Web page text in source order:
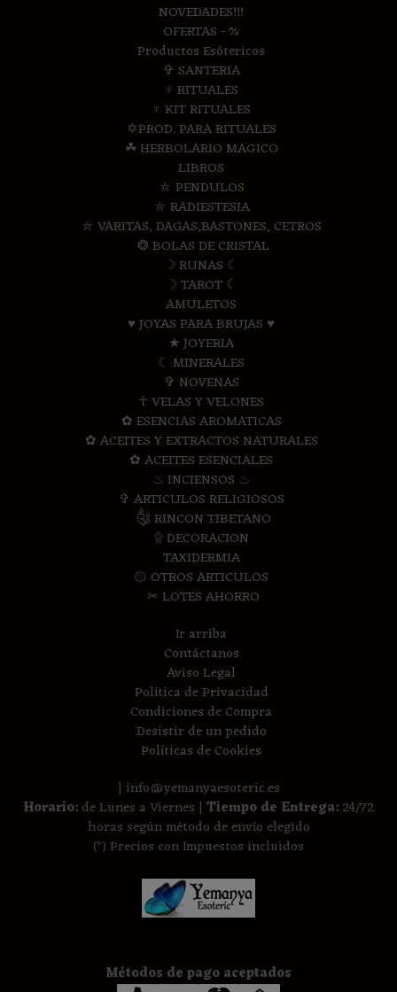
NOVEDADES!!!
OFERTAS - %
Productos Esótericos
✞ SANTERIA
♆ RITUALES
♆ KIT RITUALES
✡PROD. PARA RITUALES
☘ HERBOLARIO MAGICO
LIBROS
⛤ PENDULOS
⛤ RADIESTESIA
⛤ VARITAS, DAGAS,BASTONES, CETROS
❂ BOLAS DE CRISTAL
☽ RUNAS ☾
☽ TAROT ☾
AMULETOS
♥ JOYAS PARA BRUJAS ♥
★ JOYERIA
☾ MINERALES
✞ NOVENAS
☥ VELAS Y VELONES
✿ ESENCIAS AROMATICAS
✿ ACEITES Y EXTRACTOS NATURALES
✿ ACEITES ESENCIALES
♨ INCIENSOS ♨
✞ ARTICULOS RELIGIOSOS
༃ RINCON TIBETANO
۩ DECORACION
TAXIDERMIA
۞ OTROS ARTICULOS
✂ LOTES AHORRO
Ir arriba
Contáctanos
Aviso Legal
Política de Privacidad
Condiciones de Compra
Desistir de un pedido
Políticas de Cookies
| info@yemanyaesoteric.es
Horario:de Lunes a Viernes | Tiempo de Entrega:24/72
horas según método de envío elegido
(*) Precios con Impuestos incluidos
Métodos de pago aceptados